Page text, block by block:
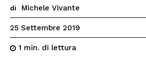
di Michele Vivante
25 Settembre 2019
1 min. di lettura